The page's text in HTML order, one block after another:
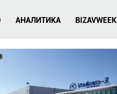
АНАЛИТИКА BIZAVWEEK